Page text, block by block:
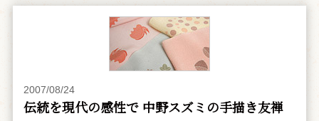
2007/08/24
伝統を現代の感性で 中野スズミの手描き友禅